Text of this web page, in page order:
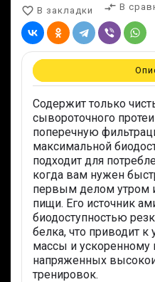
favorite_border В закладки compare_arrows В
Содержит только
сывороточного
поперечную
максимальной
подходит для
когда вам нужен
первым делом утром
пищи. Его источник
биодоступностью
белка, что приводит
массы и ускоренному
напряженных
тренировок.